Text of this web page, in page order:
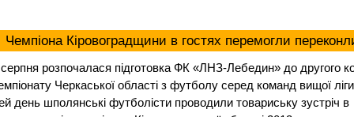
Чемпіона Кіровоградщини в гостях перемогли
розпочалася підготовка ФК «ЛНЗ-Лебедин» до другого
Черкаської області з футболу серед команд вищої
день шполянські футболісти проводили товариську зустріч в